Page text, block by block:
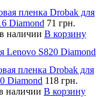
пленка Drobak для
Diamond 71 грн.
наличии В корзину
Lenovo S820 Diamond
пленка Drobak для
Diamond 118 грн.
наличии В корзину